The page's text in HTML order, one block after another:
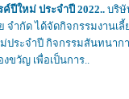
ค์ปีใหม่ ประจำปี 2022.. บริษั
จำกัด ได้จัดกิจกรรมงานเลี้
ประจำปี กิจกรรมสันทนาก
ขวัญ เพื่อเป็นการ..